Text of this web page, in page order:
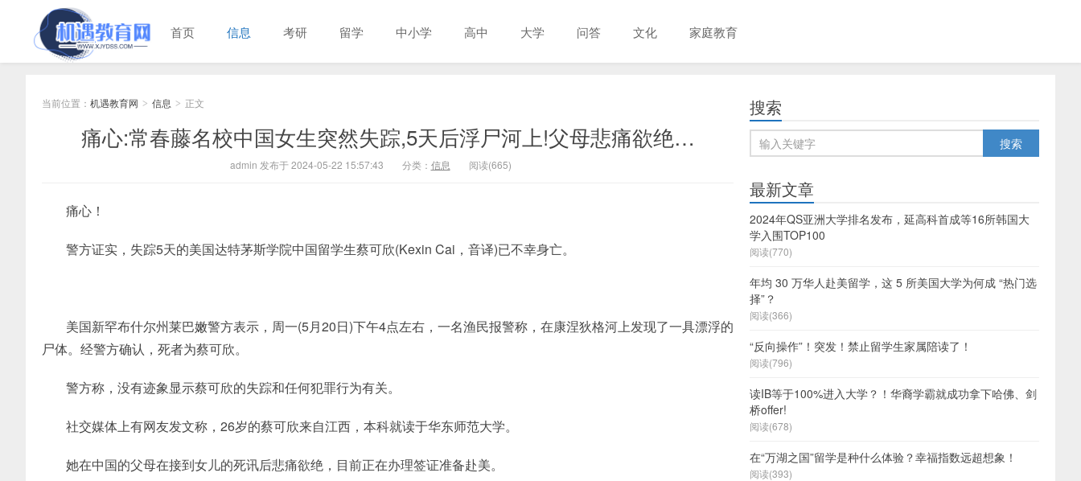
首页 信息 考研 留学 中小学 高中 大学 问答 文化 家庭教育
当前位置： 机遇教育网 > 信息 > 正文
痛心:常春藤名校中国女生突然失踪,5天后浮尸河上!父母悲痛欲绝…
admin 发布于 2024-05-22 15:57:43 分类： 信息 阅读(665)
痛心！
警方证实，失踪5天的美国达特茅斯学院中国留学生蔡可欣(Kexin Cai，音译)已不幸身亡。
美国新罕布什尔州莱巴嫩警方表示，周一(5月20日)下午4点左右，一名渔民报警称，在康涅狄格河上发现了一具漂浮的
尸体。经警方确认，死者为蔡可欣。
警方称，没有迹象显示蔡可欣的失踪和任何犯罪行为有关。
社交媒体上有网友发文称，26岁的蔡可欣来自江西，本科就读于华东师范大学。
她在中国的父母在接到女儿的死讯后悲痛欲绝，目前正在办理签证准备赴美。
搜索
最新文章
2024年QS亚洲大学排名发布，延高科首成等16所韩国大
学入围TOP100
阅读(770)
年均 30 万华人赴美留学，这 5 所美国大学为何成 “热门选
择”？
阅读(366)
“反向操作”！突发！禁止留学生家属陪读了！
阅读(796)
读IB等于100%进入大学？！华裔学霸就成功拿下哈佛、剑
桥offer!
阅读(678)
在“万湖之国”留学是种什么体验？幸福指数远超想象！
阅读(393)